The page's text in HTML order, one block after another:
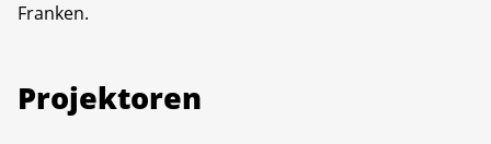
Franken.
Projektoren